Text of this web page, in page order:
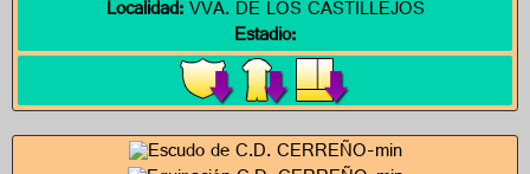
Localidad:VVA. DE LOS CASTILLEJOS
Estadio: